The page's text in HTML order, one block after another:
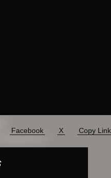
Facebook X Copy Link
restaurants